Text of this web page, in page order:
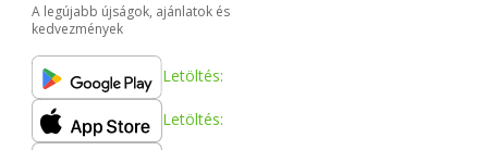
A legújabb újságok, ajánlatok és
kedvezmények
Letöltés:
Letöltés: